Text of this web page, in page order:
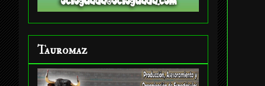
Tauromaz